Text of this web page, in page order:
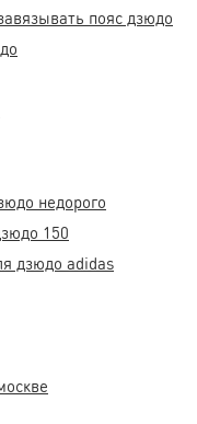
пояс дзюдо
недорого
150
дзюдо adidas